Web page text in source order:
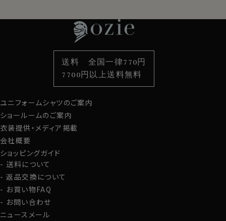
袖・カフス型から選ぶ
色から選ぶ
柄から選ぶ
スタイルから選ぶ
カジュアルシャツ
定番シャツ
カフスボタン
サスペンダー
財布・名刺入れ
バッグ
ストール・マフラー
グローブ
ユニフォームシャツのご案内
ショールームのご案内
衣装提供・メディア掲載
会社概要
ショッピングガイド
送料について
返品交換について
お買い物FAQ
お問い合わせ
ニュースメール
送料 全国一律770円
7700円以上送料無料